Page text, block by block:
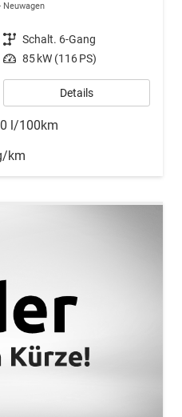
Neuwagen
Getriebe Schalt. 6-Gang
Leistung 85 kW (116 PS)
Details
l/100km
km